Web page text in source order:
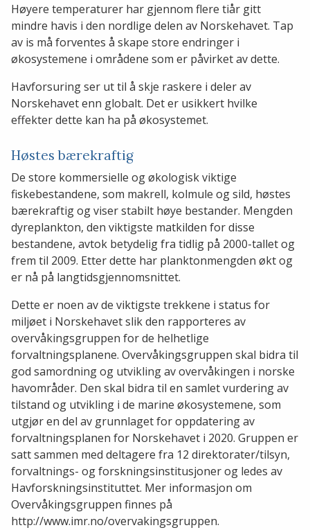
Høyere temperaturer har gjennom flere tiår gitt
mindre havis i den nordlige delen av Norskehavet. Tap
av is må forventes å skape store endringer i
økosystemene i områdene som er påvirket av dette.
Havforsuring ser ut til å skje raskere i deler av
Norskehavet enn globalt. Det er usikkert hvilke
effekter dette kan ha på økosystemet.
Høstes bærekraftig
De store kommersielle og økologisk viktige
fiskebestandene, som makrell, kolmule og sild, høstes
bærekraftig og viser stabilt høye bestander. Mengden
dyreplankton, den viktigste matkilden for disse
bestandene, avtok betydelig fra tidlig på 2000-tallet og
frem til 2009. Etter dette har planktonmengden økt og
er nå på langtidsgjennomsnittet.
Dette er noen av de viktigste trekkene i status for
miljøet i Norskehavet slik den rapporteres av
overvåkingsgruppen for de helhetlige
forvaltningsplanene. Overvåkingsgruppen skal bidra til
god samordning og utvikling av overvåkingen i norske
havområder. Den skal bidra til en samlet vurdering av
tilstand og utvikling i de marine økosystemene, som
utgjør en del av grunnlaget for oppdatering av
forvaltningsplanen for Norskehavet i 2020. Gruppen er
satt sammen med deltagere fra 12 direktorater/tilsyn,
forvaltnings- og forskningsinstitusjoner og ledes av
Havforskningsinstituttet. Mer informasjon om
Overvåkingsgruppen finnes på
http://www.imr.no/overvakingsgruppen.